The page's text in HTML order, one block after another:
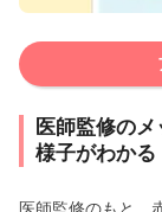
医師監修の
様子がわかる
医師監修のもと、